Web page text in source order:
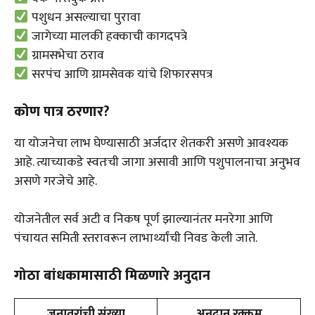
पशुधन असल्याचा पुरावा
जागेच्या मालकी हक्काची कागदपत्रे
ग्रामसभेचा ठराव
सरपंच आणि ग्रामसेवक यांचे शिफारसपत्र
कोण पात्र ठरणार?
या योजनेचा लाभ घेण्यासाठी अर्जदार शेतकरी असणे आवश्यक
आहे. त्याच्याकडे स्वतःची जागा असावी आणि पशुपालनाचा अनुभव
असणे गरजेचे आहे.
योजनेतील सर्व अटी व निकष पूर्ण झाल्यानंतर मनरेगा आणि
पंचायत समिती स्तरावरून लाभार्थ्यांची निवड केली जाते.
गोठा बांधकामासाठी मिळणारे अनुदान